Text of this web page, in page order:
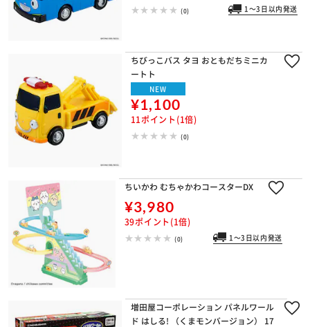
(0) 1～3日以内発送
ちびっこバス タヨ おともだちミニカ
ートト
NEW
¥1,100
11ポイント(1倍)
(0)
ちいかわ むちゃかわコースターDX
¥3,980
39ポイント(1倍)
(0) 1～3日以内発送
増田屋コーポレーション パネルワール
ド はしる! （くまモンバージョン） 17